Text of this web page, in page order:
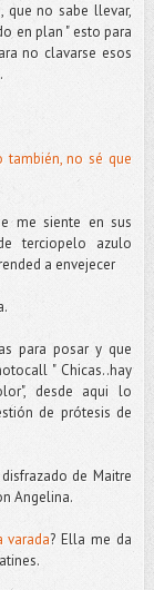
que no sabe llevar,
en plan " esto para
no clavarse esos
también, no sé que
me siente en sus
terciopelo azulo
a envejecer
para posar y que
" Chicas..hay
desde aqui lo
de prótesis de
de Maitre
Angelina.
varada? Ella me da